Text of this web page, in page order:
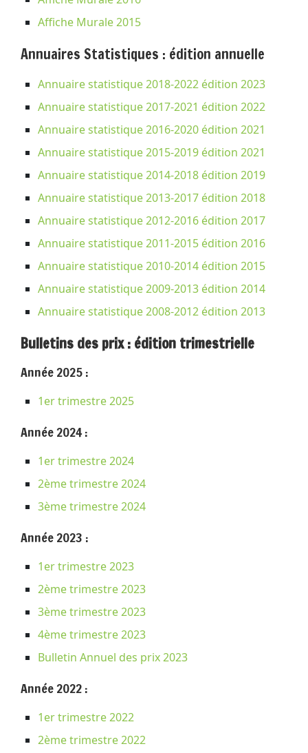
Affiche Murale 2015
Annuaires Statistiques : édition annuelle
Annuaire statistique 2018-2022 édition 2023
Annuaire statistique 2017-2021 édition 2022
Annuaire statistique 2016-2020 édition 2021
Annuaire statistique 2015-2019 édition 2021
Annuaire statistique 2014-2018 édition 2019
Annuaire statistique 2013-2017 édition 2018
Annuaire statistique 2012-2016 édition 2017
Annuaire statistique 2011-2015 édition 2016
Annuaire statistique 2010-2014 édition 2015
Annuaire statistique 2009-2013 édition 2014
Annuaire statistique 2008-2012 édition 2013
Bulletins des prix : édition trimestrielle
Année 2025 :
1er trimestre 2025
Année 2024 :
1er trimestre 2024
2ème trimestre 2024
3ème trimestre 2024
Année 2023 :
1er trimestre 2023
2ème trimestre 2023
3ème trimestre 2023
4ème trimestre 2023
Bulletin Annuel des prix 2023
Année 2022 :
1er trimestre 2022
2ème trimestre 2022